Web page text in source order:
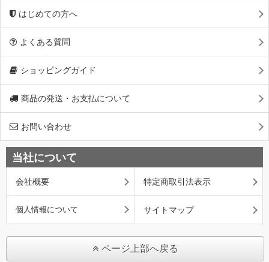
はじめての方へ
よくある質問
ショッピングガイド
商品の発送・お支払について
お問い合わせ
当社について
会社概要 特定商取引法表示
個人情報について サイトマップ
ページ上部へ戻る